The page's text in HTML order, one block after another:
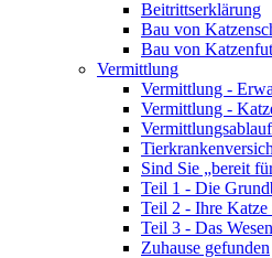
Beitrittserklärung
Bau von
Bau von
Vermittlung
Vermittlung -
Vermittlung -
Sind Sie „bereit
Teil 1 - Die
Teil 2 - Ihre Katze
Teil 3 - Das
Zuhause gefunden